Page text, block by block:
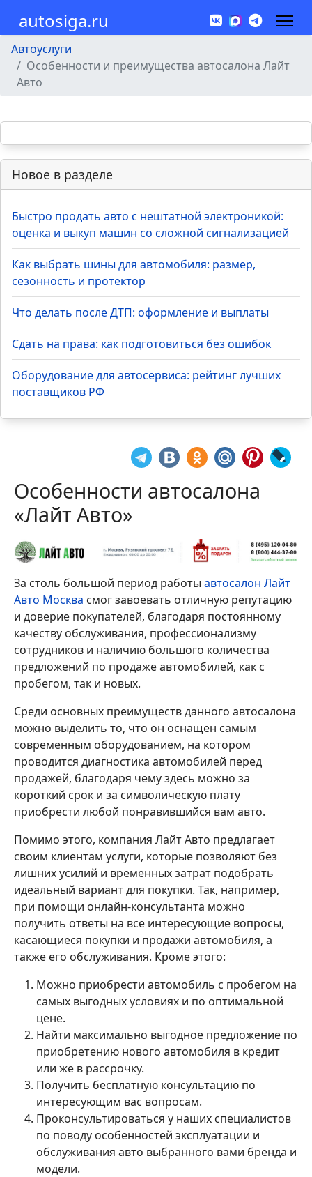
autosiga.ru
Автоуслуги
Особенности и преимущества автосалона Лайт
Авто
Новое в разделе
Быстро продать авто с нештатной электроникой:
оценка и выкуп машин со сложной сигнализацией
Как выбрать шины для автомобиля: размер,
сезонность и протектор
Что делать после ДТП: оформление и выплаты
Сдать на права: как подготовиться без ошибок
Оборудование для автосервиса: рейтинг лучших
поставщиков РФ
Особенности автосалона
«Лайт Авто»
За столь большой период работы автосалон Лайт
Авто Москва смог завоевать отличную репутацию
и доверие покупателей, благодаря постоянному
качеству обслуживания, профессионализму
сотрудников и наличию большого количества
предложений по продаже автомобилей, как с
пробегом, так и новых.
Среди основных преимуществ данного автосалона
можно выделить то, что он оснащен самым
современным оборудованием, на котором
проводится диагностика автомобилей перед
продажей, благодаря чему здесь можно за
короткий срок и за символическую плату
приобрести любой понравившийся вам авто.
Помимо этого, компания Лайт Авто предлагает
своим клиентам услуги, которые позволяют без
лишних усилий и временных затрат подобрать
идеальный вариант для покупки. Так, например,
при помощи онлайн-консультанта можно
получить ответы на все интересующие вопросы,
касающиеся покупки и продажи автомобиля, а
также его обслуживания. Кроме этого:
Можно приобрести автомобиль с пробегом на
самых выгодных условиях и по оптимальной
цене.
Найти максимально выгодное предложение по
приобретению нового автомобиля в кредит
или же в рассрочку.
Получить бесплатную консультацию по
интересующим вас вопросам.
Проконсультироваться у наших специалистов
по поводу особенностей эксплуатации и
обслуживания авто выбранного вами бренда и
модели.